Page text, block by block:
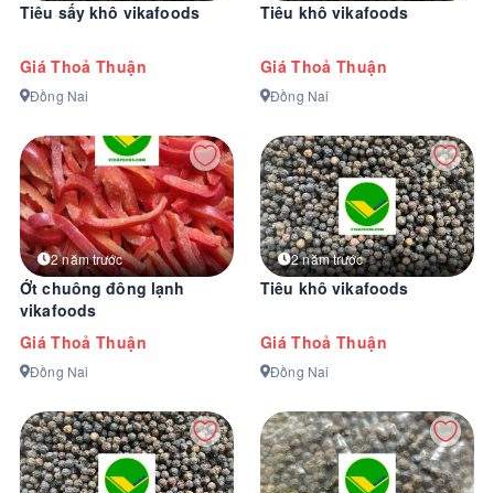
Tiêu sấy khô vikafoods
Giá Thoả Thuận
Đồng Nai
Tiêu khô vikafoods
Giá Thoả Thuận
Đồng Nai
2 năm trước
Ớt chuông đông lạnh
vikafoods
Giá Thoả Thuận
Đồng Nai
2 năm trước
Tiêu khô vikafoods
Giá Thoả Thuận
Đồng Nai